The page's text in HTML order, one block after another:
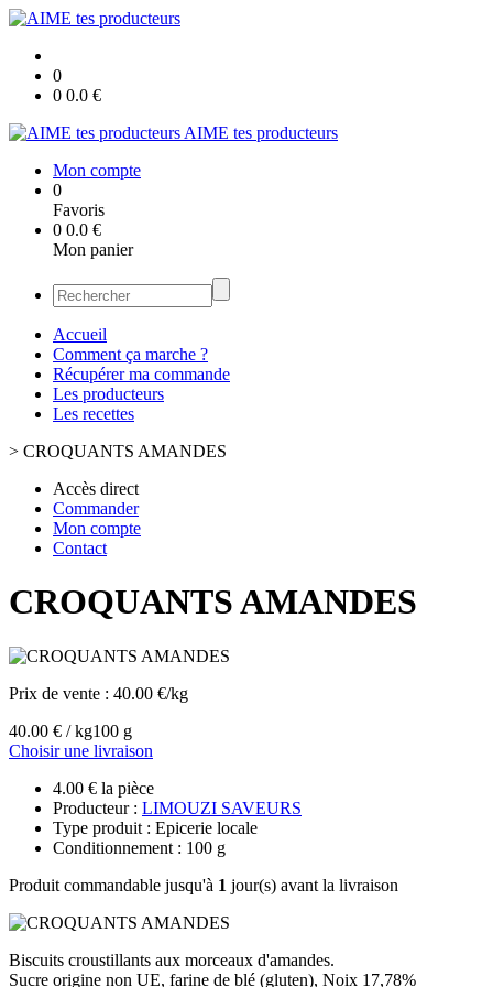
0
0 0.0 €
AIME tes producteurs
Mon compte
0
Favoris
0 0.0 €
Mon panier
Accueil
Comment ça marche ?
Récupérer ma commande
Les producteurs
Les recettes
> CROQUANTS AMANDES
Accès direct
Commander
Mon compte
Contact
CROQUANTS AMANDES
Prix de vente : 40.00 €/kg
40.00 € / kg100 g
Choisir une livraison
4.00 € la pièce
Producteur : LIMOUZI SAVEURS
Type produit : Epicerie locale
Conditionnement : 100 g
Produit commandable jusqu'à 1 jour(s) avant la livraison
Biscuits croustillants aux morceaux d'amandes.
Sucre origine non UE, farine de blé (gluten), Noix 17,78%